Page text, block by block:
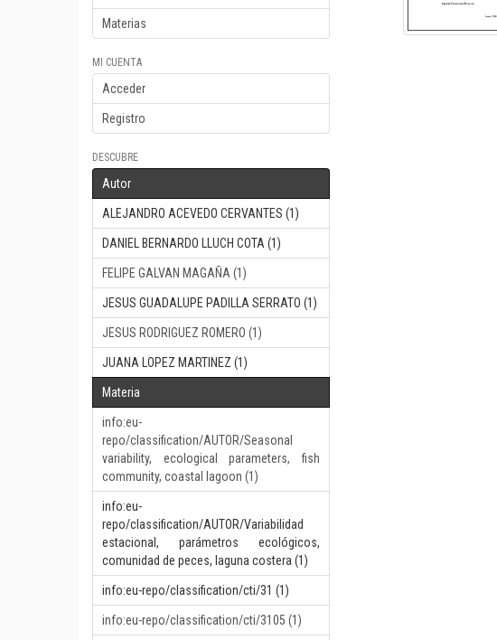
Materias
MI CUENTA
Acceder
Registro
DESCUBRE
Autor
ALEJANDRO ACEVEDO CERVANTES (1)
DANIEL BERNARDO LLUCH COTA (1)
FELIPE GALVAN MAGAÑA (1)
JESUS GUADALUPE PADILLA SERRATO (1)
JESUS RODRIGUEZ ROMERO (1)
JUANA LOPEZ MARTINEZ (1)
Materia
info:eu-
repo/classification/AUTOR/Seasonal
variability, ecological parameters, fish
community, coastal lagoon (1)
info:eu-
repo/classification/AUTOR/Variabilidad
estacional, parámetros ecológicos,
comunidad de peces, laguna costera (1)
info:eu-repo/classification/cti/31 (1)
info:eu-repo/classification/cti/3105 (1)